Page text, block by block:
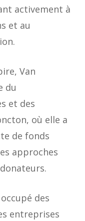
activement à
et au
Van
du
et des
où elle a
de fonds
approches
des
entreprises